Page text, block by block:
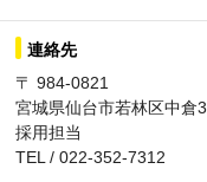
連絡先
〒 984-0821
宮城県仙台市若林区中倉
採用担当
TEL / 022-352-7312